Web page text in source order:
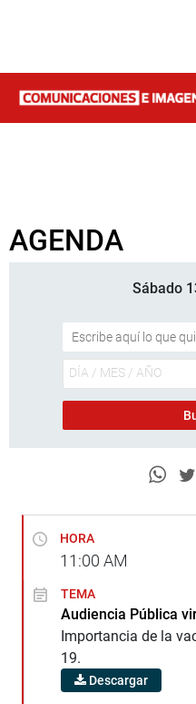
AGENDA
Sábado
HORA
11:00 AM
TEMA
Audiencia Pública
Importancia de la
19.
Descargar